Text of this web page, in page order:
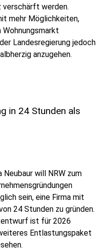
verschärft werden.
mehr Möglichkeiten,
Landesregierung jedoch
anzugehen.
in 24 Stunden als
will NRW zum
sein, eine Firma mit
24 Stunden zu gründen.
ist für 2026
Entlastungspaket